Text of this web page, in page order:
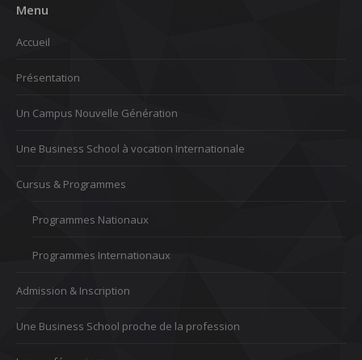
Menu
Accueil
Présentation
Un Campus Nouvelle Génération
Une Business School à vocation Internationale
Cursus & Programmes
Programmes Nationaux
Programmes Internationaux
Admission & Inscription
Une Business School proche de la profession